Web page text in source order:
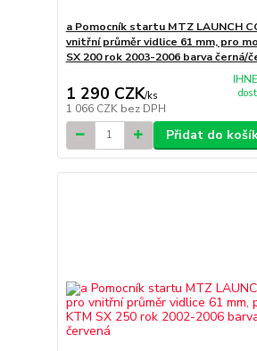
a Pomocník startu MTZ LAUNCH
vnitřní průměr vidlice 61 mm, pro
SX 200 rok 2003-2006 barva černá/
1 290 CZK/ks
1 066 CZK bez DPH
Přidat do